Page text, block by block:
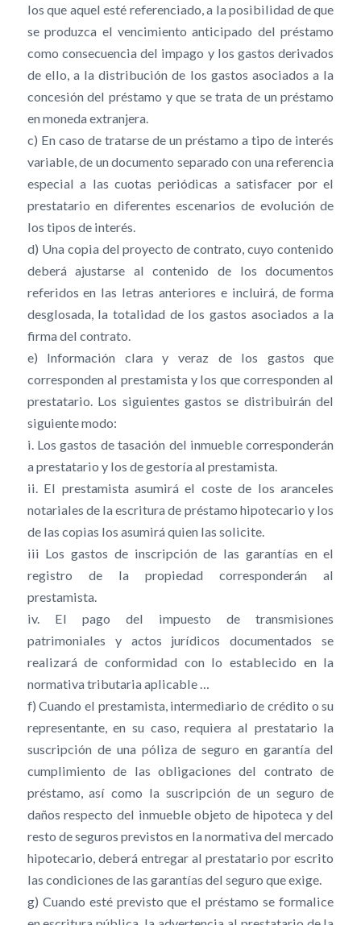
los que aquel esté referenciado, a la posibilidad de que
se produzca el vencimiento anticipado del préstamo
como consecuencia del impago y los gastos derivados
de ello, a la distribución de los gastos asociados a la
concesión del préstamo y que se trata de un préstamo
en moneda extranjera.
c) En caso de tratarse de un préstamo a tipo de interés
variable, de un documento separado con una referencia
especial a las cuotas periódicas a satisfacer por el
prestatario en diferentes escenarios de evolución de
los tipos de interés.
d) Una copia del proyecto de contrato, cuyo contenido
deberá ajustarse al contenido de los documentos
referidos en las letras anteriores e incluirá, de forma
desglosada, la totalidad de los gastos asociados a la
firma del contrato.
e) Información clara y veraz de los gastos que
corresponden al prestamista y los que corresponden al
prestatario. Los siguientes gastos se distribuirán del
siguiente modo:
i. Los gastos de tasación del inmueble corresponderán
a prestatario y los de gestoría al prestamista.
ii. El prestamista asumirá el coste de los aranceles
notariales de la escritura de préstamo hipotecario y los
de las copias los asumirá quien las solicite.
iii Los gastos de inscripción de las garantías en el
registro de la propiedad corresponderán al
prestamista.
iv. El pago del impuesto de transmisiones
patrimoniales y actos jurídicos documentados se
realizará de conformidad con lo establecido en la
normativa tributaria aplicable …
f) Cuando el prestamista, intermediario de crédito o su
representante, en su caso, requiera al prestatario la
suscripción de una póliza de seguro en garantía del
cumplimiento de las obligaciones del contrato de
préstamo, así como la suscripción de un seguro de
daños respecto del inmueble objeto de hipoteca y del
resto de seguros previstos en la normativa del mercado
hipotecario, deberá entregar al prestatario por escrito
las condiciones de las garantías del seguro que exige.
g) Cuando esté previsto que el préstamo se formalice